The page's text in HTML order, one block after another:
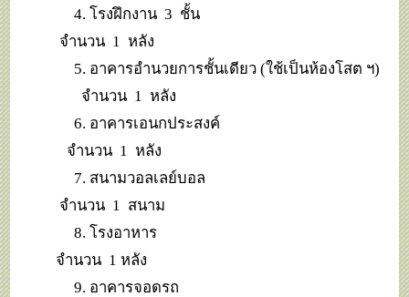
4. โรงฝึกงาน 3 ชั้น
จำนวน 1 หลัง
5. อาคารอำนวยการชั้นเดียว (ใช้เป็นห้องโสต ฯ)
จำนวน 1 หลัง
6. อาคารเอนกประสงค์
จำนวน 1 หลัง
7. สนามวอลเลย์บอล
จำนวน 1 สนาม
8. โรงอาหาร
จำนวน 1 หลัง
9. อาคารจอดรถ